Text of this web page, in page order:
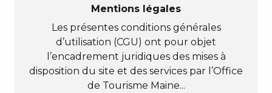
Mentions légales
Les présentes conditions générales
d’utilisation (CGU) ont pour objet
l’encadrement juridiques des mises à
disposition du site et des services par l’Office
de Tourisme Maine...